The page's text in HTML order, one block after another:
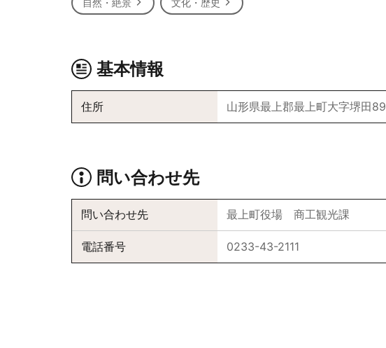
自然・絶景 文化・歴史
基本情報
住所 山形県最上郡最上町大字堺田89
問い合わせ先
問い合わせ先 最上町役場 商工観光課
電話番号 0233-43-2111